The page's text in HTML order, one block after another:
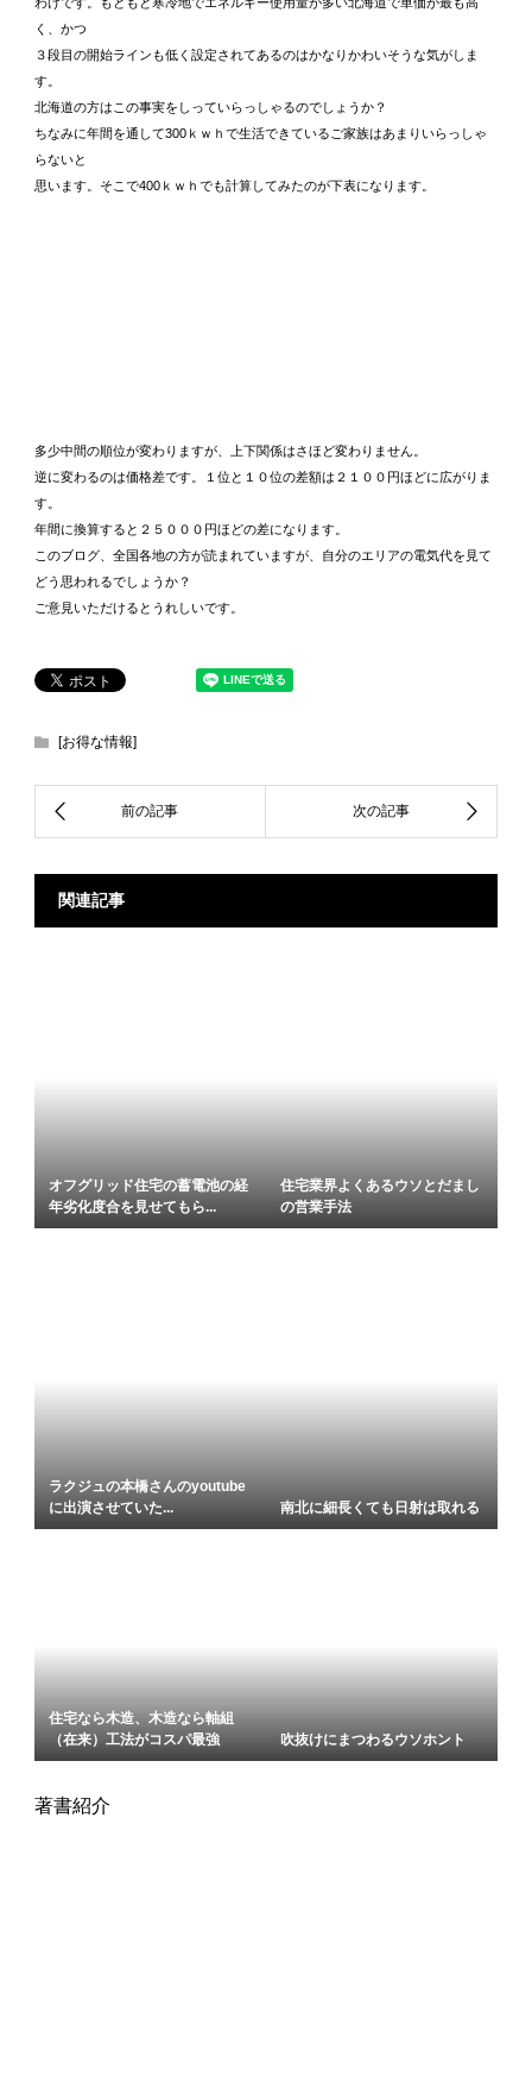
く、かつ
３段目の開始ラインも低く設定されてあるのはかなりかわいそうな気がしま
す。
北海道の方はこの事実をしっていらっしゃるのでしょうか？
ちなみに年間を通して300ｋｗｈで生活できているご家族はあまりいらっしゃ
らないと
思います。そこで400ｋｗｈでも計算してみたのが下表になります。
多少中間の順位が変わりますが、上下関係はさほど変わりません。
逆に変わるのは価格差です。１位と１０位の差額は２１００円ほどに広がりま
す。
年間に換算すると２５０００円ほどの差になります。
このブログ、全国各地の方が読まれていますが、自分のエリアの電気代を見て
どう思われるでしょうか？
ご意見いただけるとうれしいです。
[お得な情報]
関連記事
オフグリッド住宅の蓄電池の経
年劣化度合を見せてもら...
住宅業界よくあるウソとだまし
の営業手法
ラクジュの本橋さんのyoutube
に出演させていた...
南北に細長くても日射は取れる
住宅なら木造、木造なら軸組
（在来）工法がコスパ最強
吹抜けにまつわるウソホント
著書紹介